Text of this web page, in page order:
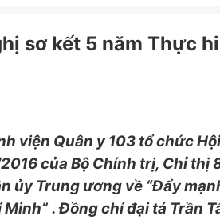
sơ kết 5 năm Thực
viện Quân y 103 tổ chức
của Bộ Chính trị, Chỉ thị
ủy Trung ương về “Đẩy
. Đồng chí đại tá Trần